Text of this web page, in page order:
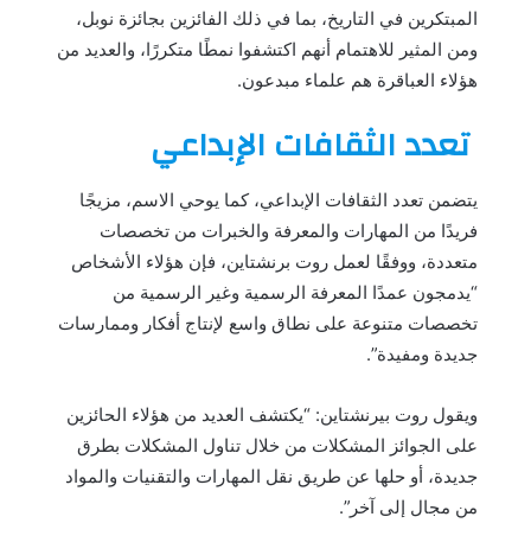
المبتكرين في التاريخ، بما في ذلك الفائزين بجائزة نوبل،
ومن المثير للاهتمام أنهم اكتشفوا نمطًا متكررًا، والعديد من
هؤلاء العباقرة هم علماء مبدعون.
تعدد الثقافات الإبداعي
يتضمن تعدد الثقافات الإبداعي، كما يوحي الاسم، مزيجًا
فريدًا من المهارات والمعرفة والخبرات من تخصصات
متعددة، ووفقًا لعمل روت برنشتاين، فإن هؤلاء الأشخاص
“يدمجون عمدًا المعرفة الرسمية وغير الرسمية من
تخصصات متنوعة على نطاق واسع لإنتاج أفكار وممارسات
جديدة ومفيدة”.
ويقول روت بيرنشتاين: “يكتشف العديد من هؤلاء الحائزين
على الجوائز المشكلات من خلال تناول المشكلات بطرق
جديدة، أو حلها عن طريق نقل المهارات والتقنيات والمواد
من مجال إلى آخر”.